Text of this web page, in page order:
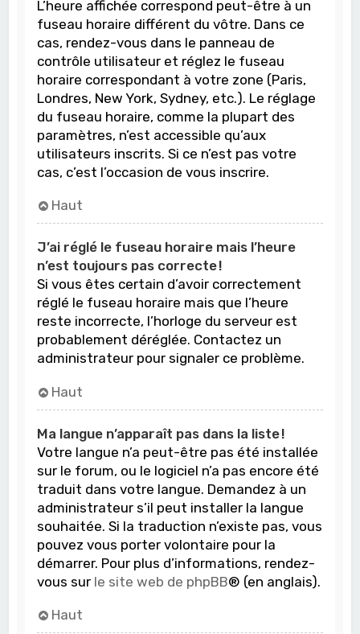
L’heure affichée correspond peut-être à un
fuseau horaire différent du vôtre. Dans ce
cas, rendez-vous dans le panneau de
contrôle utilisateur et réglez le fuseau
horaire correspondant à votre zone (Paris,
Londres, New York, Sydney, etc.). Le réglage
du fuseau horaire, comme la plupart des
paramètres, n’est accessible qu’aux
utilisateurs inscrits. Si ce n’est pas votre
cas, c’est l’occasion de vous inscrire.
Haut
J’ai réglé le fuseau horaire mais l’heure
n’est toujours pas correcte !
Si vous êtes certain d’avoir correctement
réglé le fuseau horaire mais que l’heure
reste incorrecte, l’horloge du serveur est
probablement déréglée. Contactez un
administrateur pour signaler ce problème.
Haut
Ma langue n’apparaît pas dans la liste !
Votre langue n’a peut-être pas été installée
sur le forum, ou le logiciel n’a pas encore été
traduit dans votre langue. Demandez à un
administrateur s’il peut installer la langue
souhaitée. Si la traduction n’existe pas, vous
pouvez vous porter volontaire pour la
démarrer. Pour plus d’informations, rendez-
vous sur le site web de phpBB® (en anglais).
Haut